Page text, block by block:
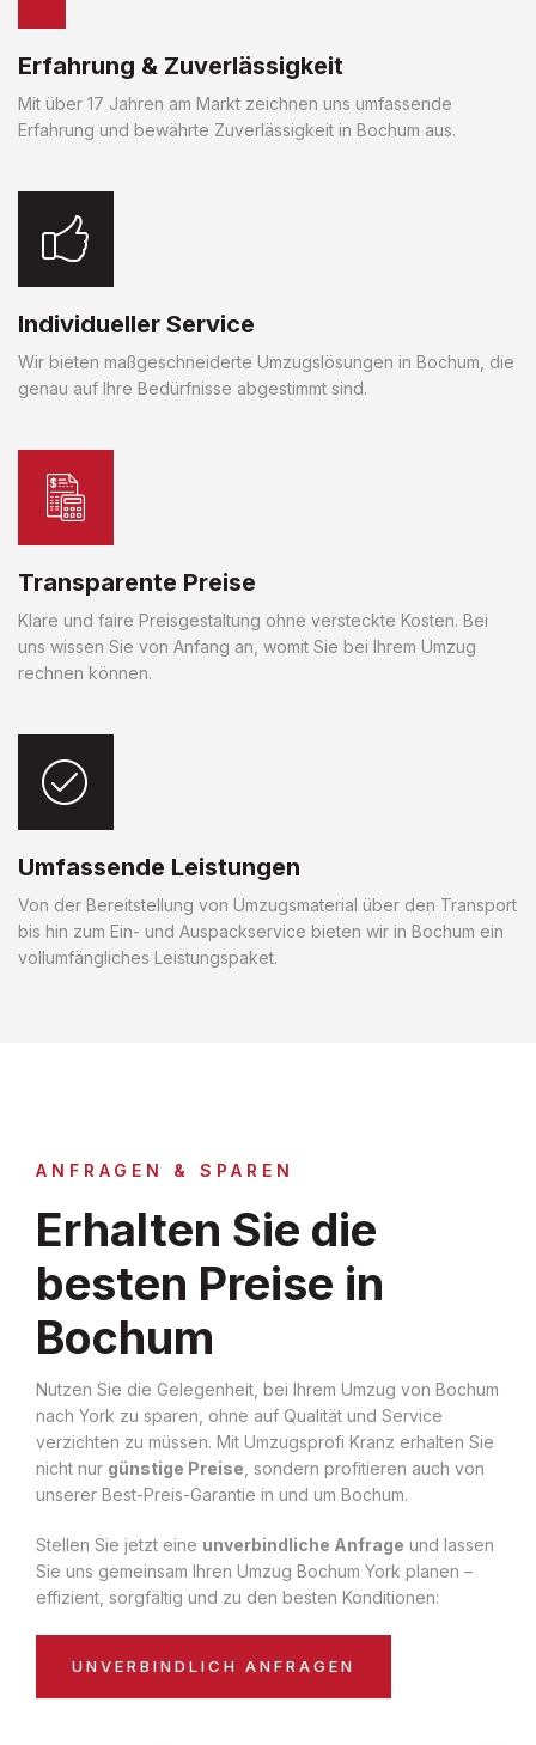
Erfahrung & Zuverlässigkeit
Mit über 17 Jahren am Markt zeichnen uns umfassende
Erfahrung und bewährte Zuverlässigkeit in Bochum aus.
Individueller Service
Wir bieten maßgeschneiderte Umzugslösungen in Bochum, die
genau auf Ihre Bedürfnisse abgestimmt sind.
Transparente Preise
Klare und faire Preisgestaltung ohne versteckte Kosten. Bei
uns wissen Sie von Anfang an, womit Sie bei Ihrem Umzug
rechnen können.
Umfassende Leistungen
Von der Bereitstellung von Umzugsmaterial über den Transport
bis hin zum Ein- und Auspackservice bieten wir in Bochum ein
vollumfängliches Leistungspaket.
ANFRAGEN & SPAREN
Erhalten Sie die
besten Preise in
Bochum
Nutzen Sie die Gelegenheit, bei Ihrem Umzug von Bochum
nach York zu sparen, ohne auf Qualität und Service
verzichten zu müssen. Mit Umzugsprofi Kranz erhalten Sie
nicht nur günstige Preise , sondern profitieren auch von
unserer Best-Preis-Garantie in und um Bochum.
Stellen Sie jetzt eine unverbindliche Anfrage und lassen
Sie uns gemeinsam Ihren Umzug Bochum York planen –
effizient, sorgfältig und zu den besten Konditionen:
UNVERBINDLICH ANFRAGEN